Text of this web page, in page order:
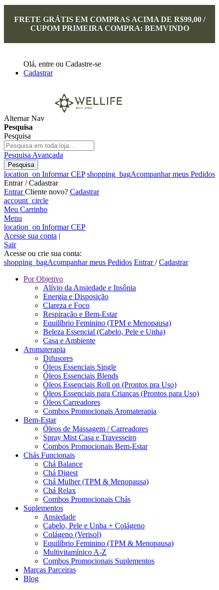
FRETE GRÁTIS EM COMPRAS ACIMA DE R$99,00 /
CUPOM PRIMEIRA COMPRA: BEMVINDO
Olá, entre ou Cadastre-se
Cadastrar
Alternar Nav
Pesquisa
Pesquisa
Pesquisa Avançada
Pesquisa
location_on Informar CEP shopping_bagAcompanhar meus Pedidos
Entrar / Cadastrar
EntrarCliente novo? Cadastrar
account_circle
Meu Carrinho
Menu
location_on Informar CEP
Acesse sua conta |
Sair
Acesse ou crie sua conta:
shopping_bagAcompanhar meus Pedidos Entrar/Cadastrar
Por Objetivo
Alívio da Ansiedade e Insônia
Energia e Disposição
Clareza e Foco
Respiração e Bem-Estar
Equilíbrio Feminino (TPM e Menopausa)
Beleza Essencial (Cabelo, Pele e Unha)
Casa e Ambiente
Aromaterapia
Difusores
Óleos Essenciais Single
Óleos Essenciais Blends
Óleos Essenciais Roll on (Prontos pra Uso)
Óleos Essenciais para Crianças (Prontos para Uso)
Óleos Carreadores
Combos Promocionais Aromaterapia
Bem-Estar
Óleos de Massagem / Carreadores
Spray Mist Casa e Travesseiro
Combos Promocionais Bem-Estar
Chás Funcionais
Chá Balance
Chá Digest
Chá Mulher (TPM & Menopausa)
Chá Relax
Combos Promocionais Chás
Suplementos
Ansiedade
Cabelo, Pele e Unha + Colágeno
Colágeno (Verisol)
Equilíbrio Feminino (TPM & Menopausa)
Multivitamínico A-Z
Combos Promocionais Suplementos
Marcas Parceiras
Blog